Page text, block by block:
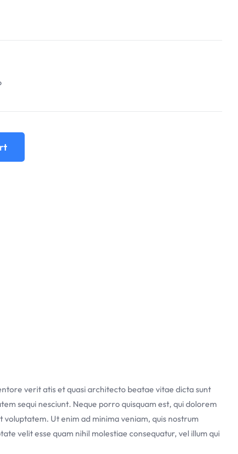
verit atis et quasi architecto beatae vitae dicta sunt
sequi nesciunt. Neque porro quisquam est, qui dolorem
Ut enim ad minima veniam, quis nostrum
velit esse quam nihil molestiae consequatur, vel illum qui